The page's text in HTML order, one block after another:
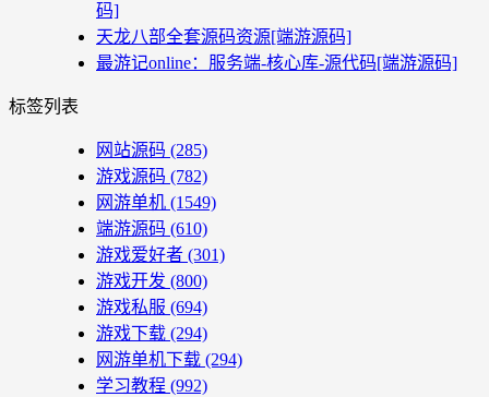
码]
天龙八部全套源码资源[端游源码]
最游记online：服务端-核心库-源代码[端游源码]
标签列表
网站源码 (285)
游戏源码 (782)
网游单机 (1549)
端游源码 (610)
游戏爱好者 (301)
游戏开发 (800)
游戏私服 (694)
游戏下载 (294)
网游单机下载 (294)
学习教程 (992)